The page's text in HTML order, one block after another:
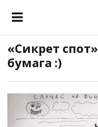
«Сикрет
бумага :)